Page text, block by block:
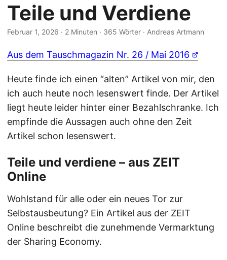
Teile und Verdiene
Februar 1, 2026 · 2 Minuten · 365 Wörter · Andreas Artmann
Aus dem Tauschmagazin Nr. 26 / Mai 2016
Heute finde ich einen “alten” Artikel von mir, den
ich auch heute noch lesenswert finde. Der Artikel
liegt heute leider hinter einer Bezahlschranke. Ich
empfinde die Aussagen auch ohne den Zeit
Artikel schon lesenswert.
Teile und verdiene – aus ZEIT
Online
Wohlstand für alle oder ein neues Tor zur
Selbstausbeutung? Ein Artikel aus der ZEIT
Online beschreibt die zunehmende Vermarktung
der Sharing Economy.